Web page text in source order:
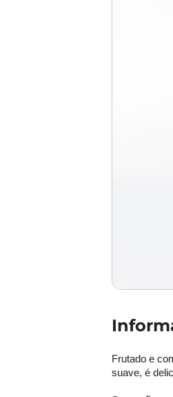
Frutado e
suave, é